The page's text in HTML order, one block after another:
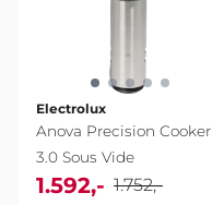
Electrolux
Anova Precision Cooker
3.0 Sous Vide
1.592,- 1.752,-